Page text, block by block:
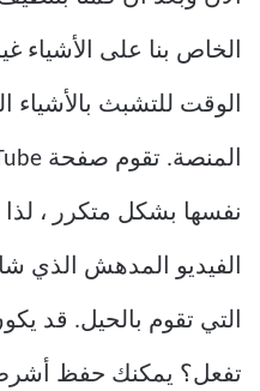
الخاص بنا على الأشياء
الوقت للتشبث بالأشياء
نفسها بشكل متكرر ، لذا
الفيديو المدهش الذي
التي تقوم بالحيل. قد
تفعل؟ يمكنك حفظ